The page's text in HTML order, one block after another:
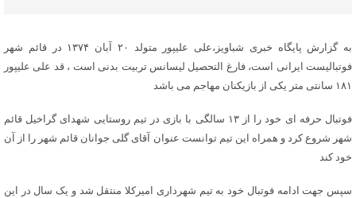
به گزارش پایگاه خبری شباویز،علی علیپور متولد ۲۰ آبان ۱۳۷۴ در قائم شهر
فوتبالیست ایرانی است، فارغ التحصیل لیسانس تربیت بدنی است ، قد علی علیپور
۱۸۱ سانتی متر یکی از بازیکنان مهاجم می باشد
فوتبال حرفه ای خود را از ۱۳ سالگی با بازی در تیم روستایی شهدای گراخیل قائم
شهر شروع کرد و همراه این تیم توانست عنوان آقای گلی جوانان قائم شهر را از آن
خود کند
سپس جهت ادامه فوتبال خود به تیم شهرداری امیرکلا منتقل شد و یک سال در این